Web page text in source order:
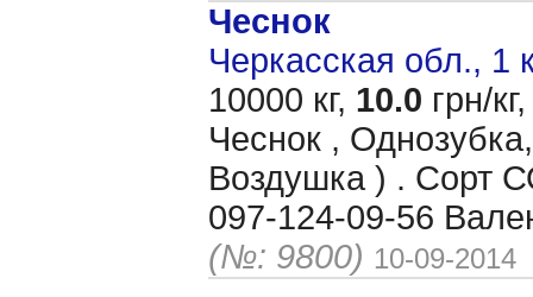
Чеснок
Черкасская обл., 1
10000 кг, 10.0 грн/кг,
Чеснок ,
Воздушка ) . Сорт
097-124-09-56
(№: 9800) 10-09-2014